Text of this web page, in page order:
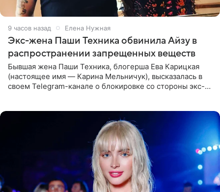
9 часов назад Елена Нужная
Экс-жена Паши Техника обвинила Айзу в
распространении запрещенных веществ
Бывшая жена Паши Техника, блогерша Ева Карицкая
(настоящее имя — Карина Мельничук), высказалась в
своем Telegram-канале о блокировке со стороны экс-